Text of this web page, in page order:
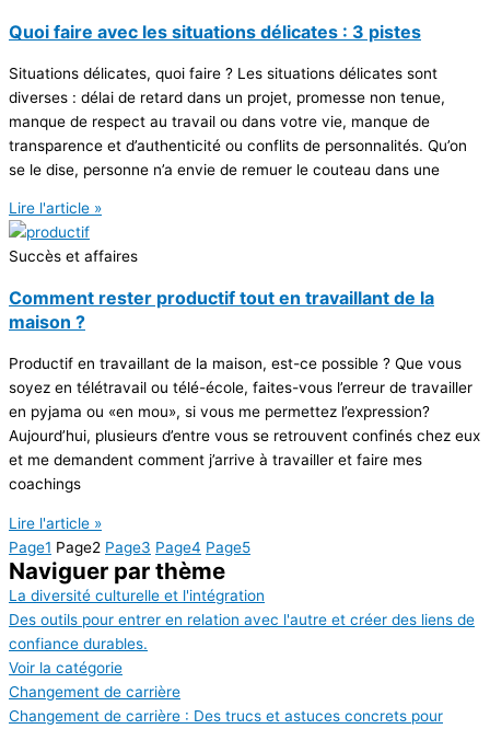
Quoi faire avec les situations délicates : 3 pistes
Situations délicates, quoi faire ? Les situations délicates sont
diverses : délai de retard dans un projet, promesse non tenue,
manque de respect au travail ou dans votre vie, manque de
transparence et d’authenticité ou conflits de personnalités. Qu’on
se le dise, personne n’a envie de remuer le couteau dans une
Lire l'article »
Succès et affaires
Comment rester productif tout en travaillant de la
maison ?
Productif en travaillant de la maison, est-ce possible ? Que vous
soyez en télétravail ou télé-école, faites-vous l’erreur de travailler
en pyjama ou «en mou», si vous me permettez l’expression?
Aujourd’hui, plusieurs d’entre vous se retrouvent confinés chez eux
et me demandent comment j’arrive à travailler et faire mes
coachings
Lire l'article »
Page1 Page2 Page3 Page4 Page5
Naviguer par thème
La diversité culturelle et l'intégration
Des outils pour entrer en relation avec l'autre et créer des liens de
confiance durables.
Voir la catégorie
Changement de carrière
Changement de carrière : Des trucs et astuces concrets pour